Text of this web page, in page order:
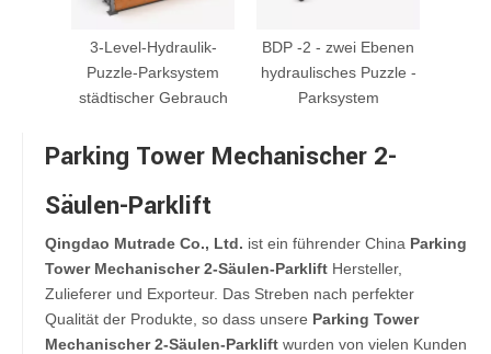
3-Level-Hydraulik-
Puzzle-Parksystem
städtischer Gebrauch
BDP -2 - zwei Ebenen
hydraulisches Puzzle -
Parksystem
Parking Tower Mechanischer 2-
Säulen-Parklift
Qingdao Mutrade Co., Ltd. ist ein führender China Parking
Tower Mechanischer 2-Säulen-Parklift Hersteller,
Zulieferer und Exporteur. Das Streben nach perfekter
Qualität der Produkte, so dass unsere Parking Tower
Mechanischer 2-Säulen-Parklift wurden von vielen Kunden